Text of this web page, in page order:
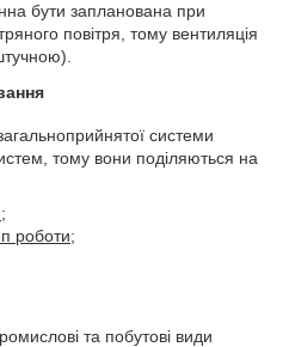
бути запланована при
повітря, тому вентиляція
системи
тому вони поділяються на
роботи;
та побутові види